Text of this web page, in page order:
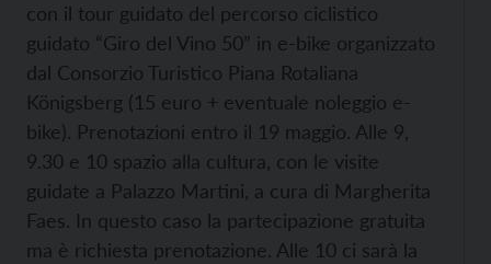
con il tour guidato del percorso ciclistico
guidato “Giro del Vino 50” in e-bike organizzato
dal Consorzio Turistico Piana Rotaliana
Königsberg (15 euro + eventuale noleggio e-
bike). Prenotazioni entro il 19 maggio. Alle 9,
9.30 e 10 spazio alla cultura, con le visite
guidate a Palazzo Martini, a cura di Margherita
Faes. In questo caso la partecipazione gratuita
ma è richiesta prenotazione. Alle 10 ci sarà la